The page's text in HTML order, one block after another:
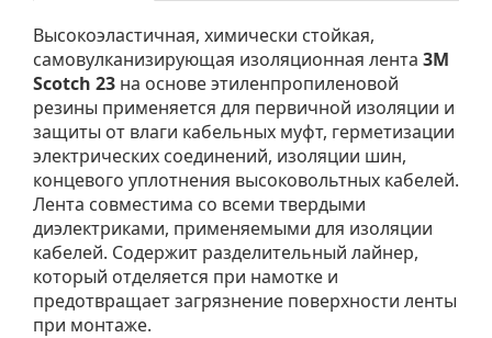
Высокоэластичная, химически стойкая,
самовулканизирующая изоляционная лента 3M
Scotch 23 на основе этиленпропиленовой
резины применяется для первичной изоляции и
защиты от влаги кабельных муфт, герметизации
электрических соединений, изоляции шин,
концевого уплотнения высоковольтных кабелей.
Лента совместима со всеми твердыми
диэлектриками, применяемыми для изоляции
кабелей. Содержит разделительный лайнер,
который отделяется при намотке и
предотвращает загрязнение поверхности ленты
при монтаже.